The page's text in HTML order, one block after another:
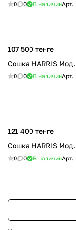
0 0 В наличииАрт.
107 500 тенге
Сошка HARRIS Мод.
0 0 В наличииАрт.
121 400 тенге
Сошка HARRIS Мод.
0 0 В наличииАрт.